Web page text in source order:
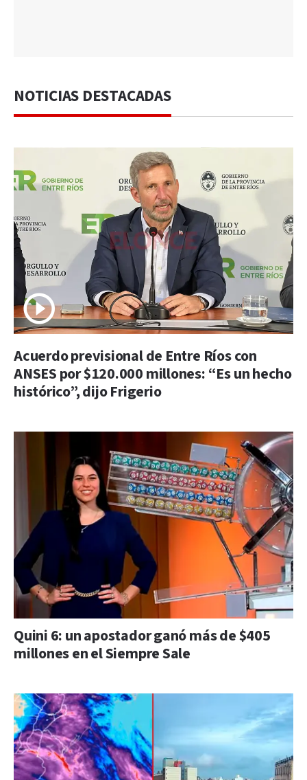
NOTICIAS DESTACADAS
Acuerdo previsional de Entre Ríos con
ANSES por $120.000 millones: “Es un hecho
histórico”, dijo Frigerio
Quini 6: un apostador ganó más de $405
millones en el Siempre Sale